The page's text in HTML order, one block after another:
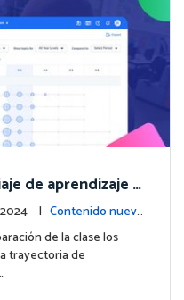
de aprendizaje d
predicción d
2024 | Contenido nuev
de la clase los
trayectoria de